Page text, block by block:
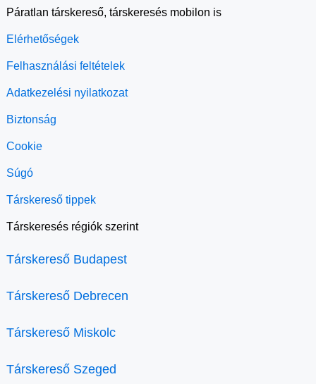
Páratlan társkereső, társkeresés mobilon is
Elérhetőségek
Felhasználási feltételek
Adatkezelési nyilatkozat
Biztonság
Cookie
Súgó
Társkereső tippek
Társkeresés régiók szerint
Társkereső Budapest
Társkereső Debrecen
Társkereső Miskolc
Társkereső Szeged